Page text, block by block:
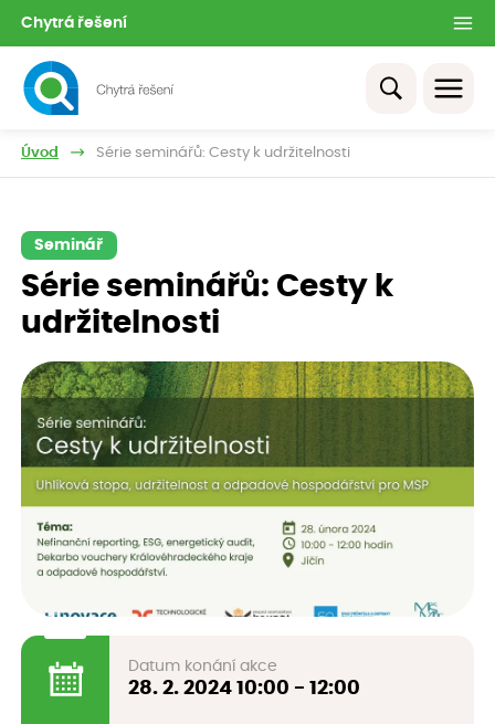
Chytrá řešení
Úvod Série seminářů: Cesty k udržitelnosti
Seminář
Série seminářů: Cesty k
udržitelnosti
Datum konání akce
28. 2. 2024 10:00 - 12:00